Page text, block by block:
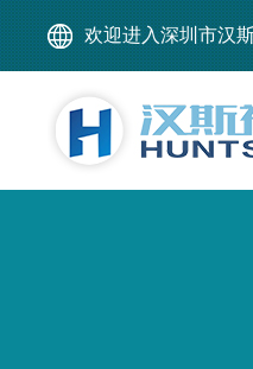
欢迎进入深圳市汉